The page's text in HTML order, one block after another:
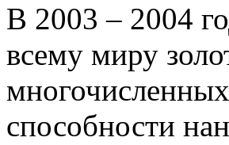
В 2003 – 2004
всему миру
способности